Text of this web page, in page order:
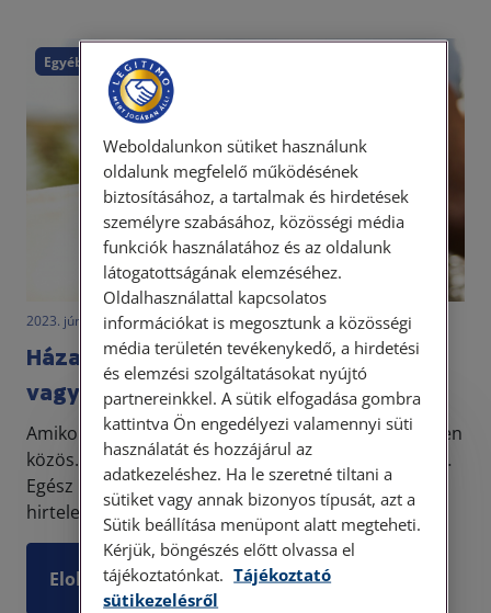
Egyéb
2023. június 27. • LegitiMoadmin
Házastársi vagyonközösség: közös
vagy sem?
Amikor még minden szép és jó, akkor persze minden
közös. Ugye? Nincs olyan, hogy te meg én, csak mi…
Egész más a helyzet, amikor a felek válnak. Akkor
hirtelen minden az „enyém” lesz. Ezt én vettem...
Elolvasom
Személyes ügyfélfogadás
Tisztelt Ügyfeleink!
Személyes ügyfélszolgálatunk telefonon
történő előzetes időpontegyeztetés után,
szerdai napokon érhető el.
Weboldalunkon sütiket használunk
oldalunk megfelelő működésének
biztosításához, a tartalmak és hirdetések
személyre szabásához, közösségi média
funkciók használatához és az oldalunk
látogatottságának elemzéséhez.
Oldalhasználattal kapcsolatos
információkat is megosztunk a közösségi
média területén tevékenykedő, a hirdetési
és elemzési szolgáltatásokat nyújtó
partnereinkkel. A sütik elfogadása gombra
kattintva Ön engedélyezi valamennyi süti
használatát és hozzájárul az
adatkezeléshez. Ha le szeretné tiltani a
sütiket vagy annak bizonyos típusát, azt a
Sütik beállítása menüpont alatt megteheti.
Kérjük, böngészés előtt olvassa el
tájékoztatónkat. Tájékoztató
sütikezelésről